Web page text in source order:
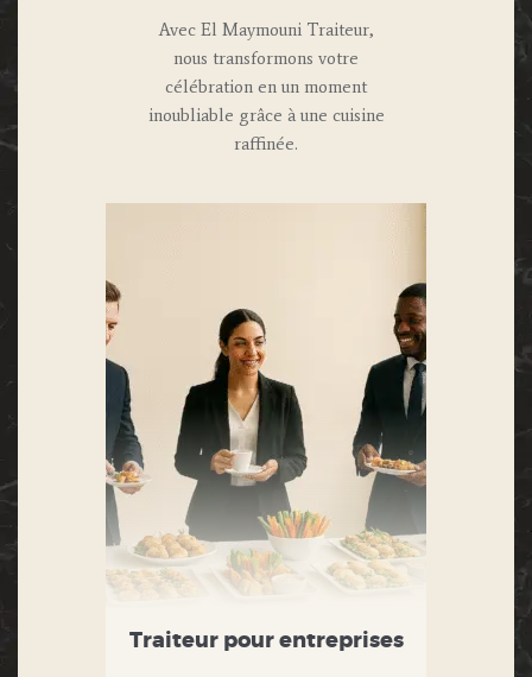
Avec El Maymouni Traiteur,
nous transformons votre
célébration en un moment
inoubliable grâce à une cuisine
raffinée.
Traiteur pour entreprises